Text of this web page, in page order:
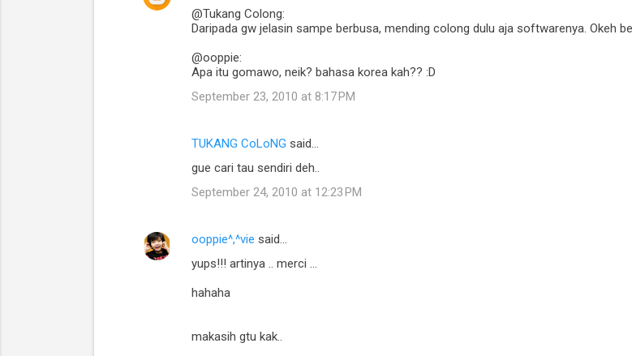
@Tukang Colong:
Daripada gw jelasin sampe berbusa, mending colong dulu aja softwarenya. Okeh
@ooppie:
Apa itu gomawo, neik? bahasa korea kah?? :D
September 23, 2010 at 8:17 PM
TUKANG CoLoNG said…
gue cari tau sendiri deh..
September 24, 2010 at 12:23 PM
ooppie^,^vie said…
yups!!! artinya .. merci ...
hahaha
makasih gtu kak..